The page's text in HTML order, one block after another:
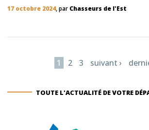
17 octobre 2024, par Chasseurs de l'Est
1 2 3 suivant ›
TOUTE L'ACTUALITÉ DE VOTRE